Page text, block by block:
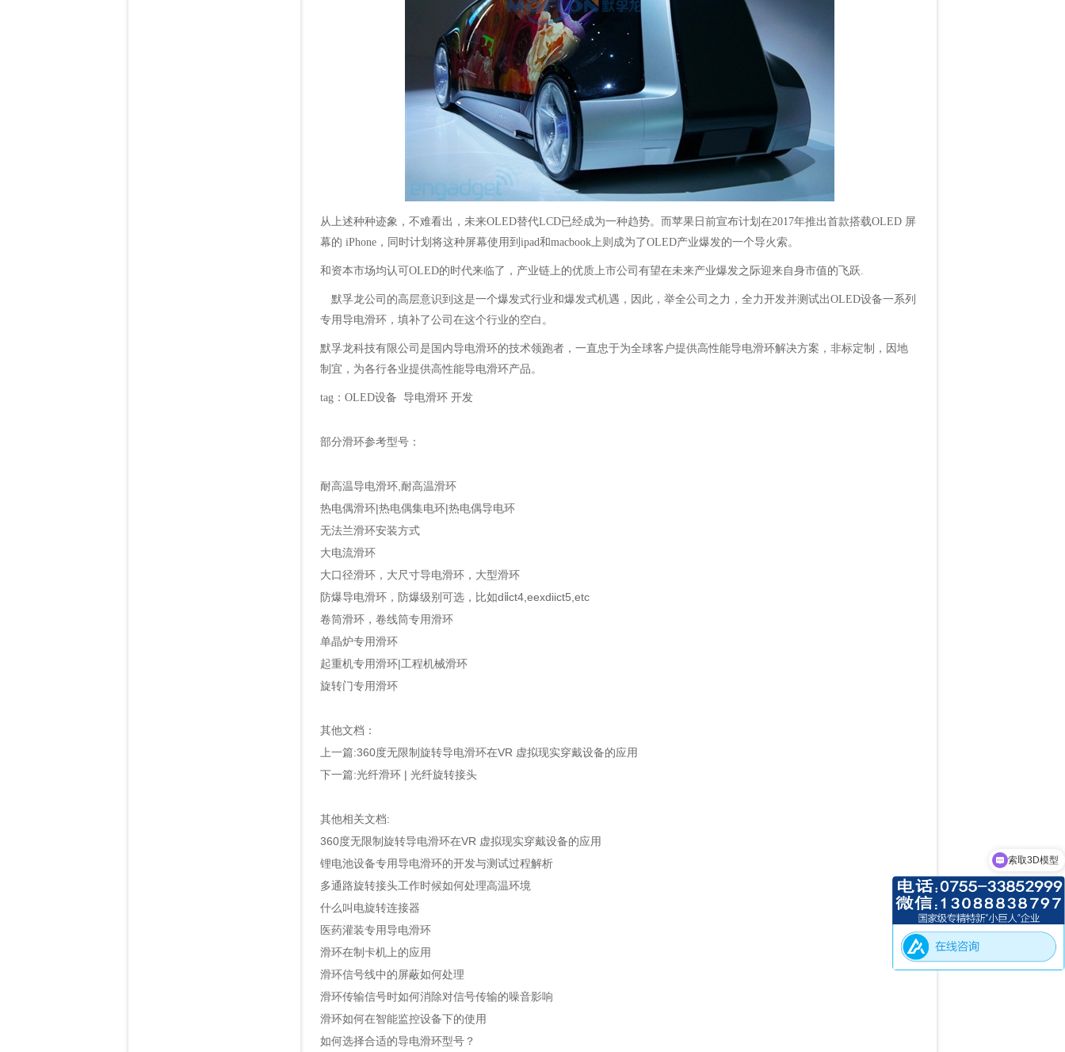
从上述种种迹象，不难看出，未来OLED替代LCD已经成为一种趋势。而苹果日前宣布计划在2017年推出首款搭载OLED 屏
幕的 iPhone，同时计划将这种屏幕使用到ipad和macbook上则成为了OLED产业爆发的一个导火索。
和资本市场均认可OLED的时代来临了，产业链上的优质上市公司有望在未来产业爆发之际迎来自身市值的飞跃.
默孚龙公司的高层意识到这是一个爆发式行业和爆发式机遇，因此，举全公司之力，全力开发并测试出OLED设备一系列
专用导电滑环，填补了公司在这个行业的空白。
默孚龙科技有限公司是国内导电滑环的技术领跑者，一直忠于为全球客户提供高性能导电滑环解决方案，非标定制，因地
制宜，为各行各业提供高性能导电滑环产品。
tag：OLED设备 导电滑环 开发
部分滑环参考型号：
耐高温导电滑环,耐高温滑环
热电偶滑环|热电偶集电环|热电偶导电环
无法兰滑环安装方式
大电流滑环
大口径滑环，大尺寸导电滑环，大型滑环
防爆导电滑环，防爆级别可选，比如dⅱct4,eexdiict5,etc
卷筒滑环，卷线筒专用滑环
单晶炉专用滑环
起重机专用滑环|工程机械滑环
旋转门专用滑环
其他文档：
上一篇:360度无限制旋转导电滑环在VR 虚拟现实穿戴设备的应用
下一篇:光纤滑环 | 光纤旋转接头
其他相关文档:
360度无限制旋转导电滑环在VR 虚拟现实穿戴设备的应用
锂电池设备专用导电滑环的开发与测试过程解析
多通路旋转接头工作时候如何处理高温环境
什么叫电旋转连接器
医药灌装专用导电滑环
滑环在制卡机上的应用
滑环信号线中的屏蔽如何处理
滑环传输信号时如何消除对信号传输的噪音影响
滑环如何在智能监控设备下的使用
如何选择合适的导电滑环型号？
索取3D模型